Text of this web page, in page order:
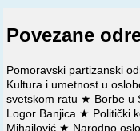
Povezane
Pomoravski partizanski
Kultura i umetnost u
svetskom ratu ★ Borbe u
Logor Banjica ★ Politički
Mihailović ★ Narodno